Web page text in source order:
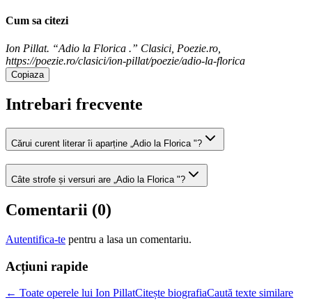
Cum sa citezi
Ion Pillat. “Adio la Florica .” Clasici, Poezie.ro,
https://poezie.ro/clasici/ion-pillat/poezie/adio-la-florica
Copiaza
Intrebari frecvente
Cărui curent literar îi aparține „Adio la Florica "?
Câte strofe și versuri are „Adio la Florica "?
Comentarii (0)
Autentifica-te pentru a lasa un comentariu.
Acțiuni rapide
← Toate operele lui Ion PillatCitește biografiaCaută texte similare